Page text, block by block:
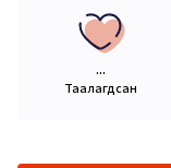
...
Таалагдсан